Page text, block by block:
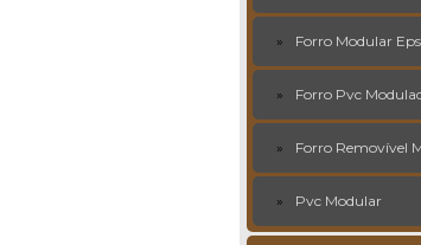
Forro Modular Eps
Forro Pvc
Forro Removível
Pvc Modular